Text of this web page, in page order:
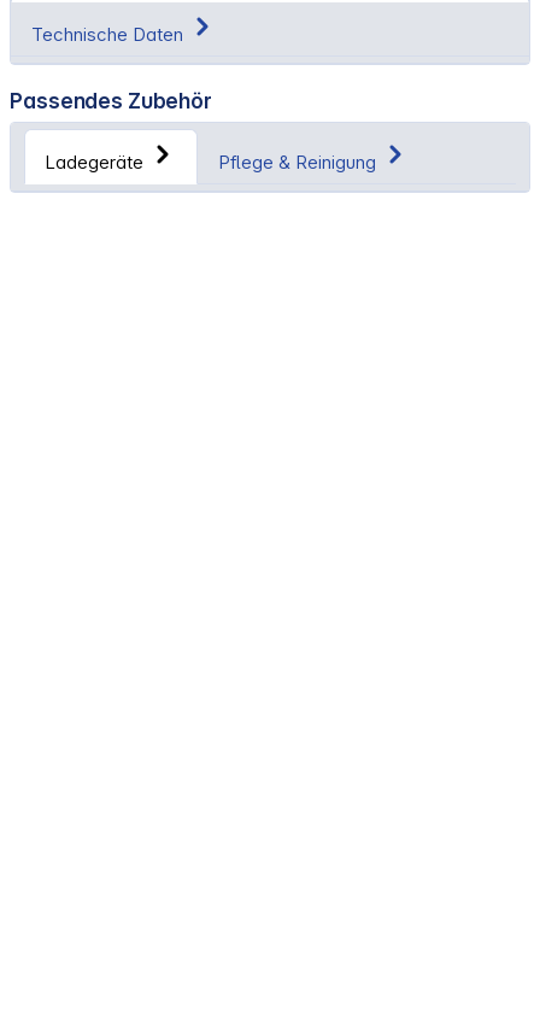
Technische Daten
Passendes Zubehör
Ladegeräte Pflege & Reinigung